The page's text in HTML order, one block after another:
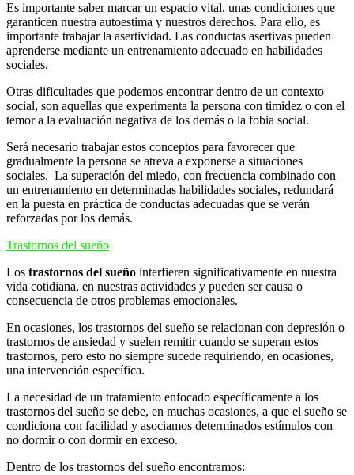
Es importante saber marcar un espacio vital, unas condiciones que
garanticen nuestra autoestima y nuestros derechos. Para ello, es
importante trabajar la asertividad. Las conductas asertivas pueden
aprenderse mediante un entrenamiento adecuado en habilidades
sociales.
Otras dificultades que podemos encontrar dentro de un contexto
social, son aquellas que experimenta la persona con timidez o con el
temor a la evaluación negativa de los demás o la fobia social.
Será necesario trabajar estos conceptos para favorecer que
gradualmente la persona se atreva a exponerse a situaciones
sociales. La superación del miedo, con frecuencia combinado con
un entrenamiento en determinadas habilidades sociales, redundará
en la puesta en práctica de conductas adecuadas que se verán
reforzadas por los demás.
Trastornos del sueño
Los trastornos del sueño interfieren significativamente en nuestra
vida cotidiana, en nuestras actividades y pueden ser causa o
consecuencia de otros problemas emocionales.
En ocasiones, los trastornos del sueño se relacionan con depresión o
trastornos de ansiedad y suelen remitir cuando se superan estos
trastornos, pero esto no siempre sucede requiriendo, en ocasiones,
una intervención específica.
La necesidad de un tratamiento enfocado específicamente a los
trastornos del sueño se debe, en muchas ocasiones, a que el sueño se
condiciona con facilidad y asociamos determinados estímulos con
no dormir o con dormir en exceso.
Dentro de los trastornos del sueño encontramos: